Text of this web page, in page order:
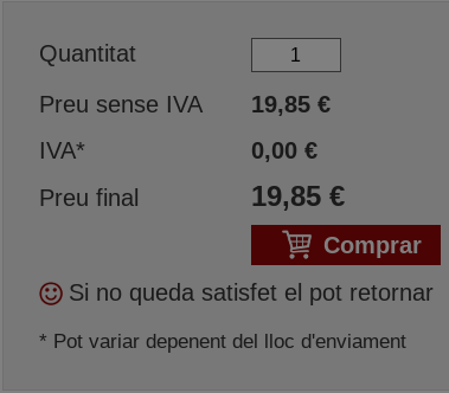
Quantitat
Preu sense IVA
19,85€
IVA*
0,00€
Preu final
19,85€
Comprar
Si no queda satisfet el pot retornar
* Pot variar depenent del lloc d'enviament